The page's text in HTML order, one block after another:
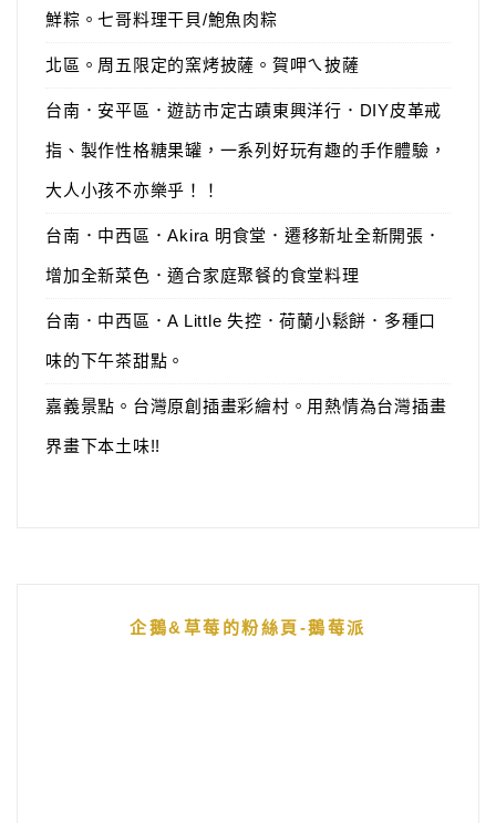
鮮粽。七哥料理干貝/鮑魚肉粽
北區。周五限定的窯烤披薩。賀呷ㄟ披薩
台南．安平區．遊訪市定古蹟東興洋行．DIY皮革戒
指、製作性格糖果罐，一系列好玩有趣的手作體驗，
大人小孩不亦樂乎！！
台南．中西區．Akira 明食堂．遷移新址全新開張．
增加全新菜色．適合家庭聚餐的食堂料理
台南．中西區．A Little 失控．荷蘭小鬆餅．多種口
味的下午茶甜點。
嘉義景點。台灣原創插畫彩繪村。用熱情為台灣插畫
界畫下本土味!!
企鵝&草莓的粉絲頁-鵝莓派